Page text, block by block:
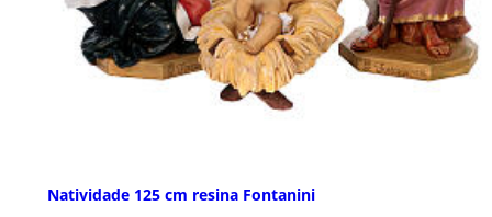
Natividade 125 cm resina Fontanini